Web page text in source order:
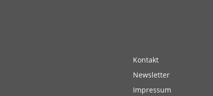
Kontakt
Newsletter
Impressum